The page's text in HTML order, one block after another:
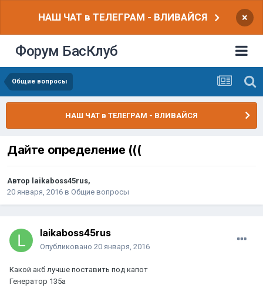
НАШ ЧАТ в ТЕЛЕГРАМ - ВЛИВАЙСЯ ×
Форум БасКлуб
Общие вопросы
НАШ ЧАТ в ТЕЛЕГРАМ - ВЛИВАЙСЯ
Дайте определение (((
Автор laikaboss45rus,
20 января, 2016 в Общие вопросы
laikaboss45rus
Опубликовано 20 января, 2016
Какой акб лучше поставить под капот
Генератор 135а